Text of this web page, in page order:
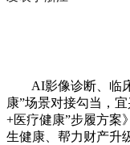
AI影像诊断、临床
康”场景对接勾当，
+医疗健康”步履方案
生健康、帮力财产升